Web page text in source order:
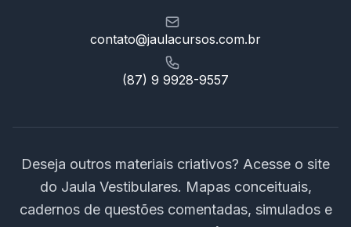
contato@jaulacursos.com.br
(87) 9 9928-9557
Deseja outros materiais criativos? Acesse o site
do Jaula Vestibulares. Mapas conceituais,
cadernos de questões comentadas, simulados e